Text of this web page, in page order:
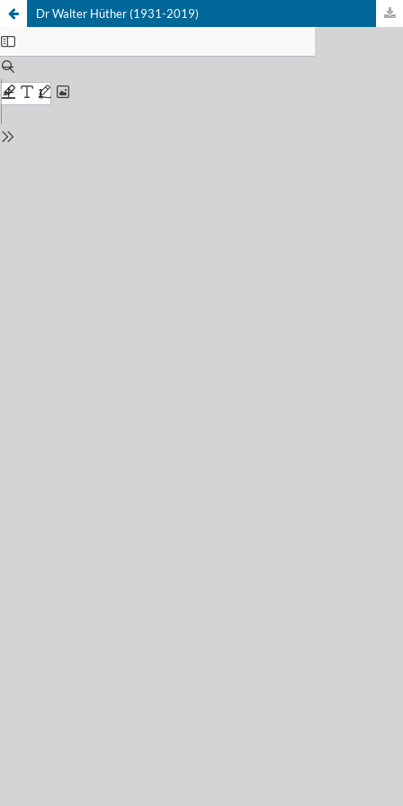
Dr Walter Hüther (1931-2019)